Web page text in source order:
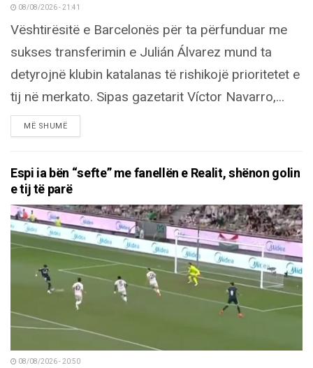
08/08/2026 - 21:41
Vështirësitë e Barcelonës për ta përfunduar me
sukses transferimin e Julián Álvarez mund ta
detyrojnë klubin katalanas të rishikojë prioritetet e
tij në merkato. Sipas gazetarit Víctor Navarro,...
MË SHUMËDETAILS
Espi ia bën “sefte” me fanellën e Realit, shënon golin
e tij të parë
08/08/2026 - 20:50